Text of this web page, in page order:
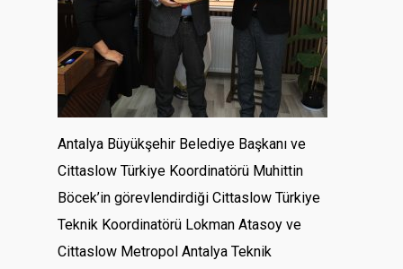
Antalya Büyükşehir Belediye Başkanı ve
Cittaslow Türkiye Koordinatörü Muhittin
Böcek’in görevlendirdiği Cittaslow Türkiye
Teknik Koordinatörü Lokman Atasoy ve
Cittaslow Metropol Antalya Teknik